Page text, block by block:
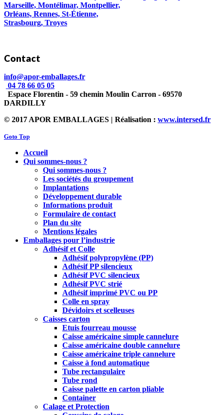
Marseille, Montélimar, Montpellier,
Orléans, Rennes, St-Étienne,
Strasbourg, Troyes
Contact
info@apor-emballages.fr
04 78 66 05 05
Espace Florentin - 59 chemin Moulin Carron - 69570
DARDILLY
© 2017 APOR EMBALLAGES | Réalisation : www.intersed.fr
Goto Top
Accueil
Qui sommes-nous ?
Qui sommes-nous ?
Les sociétés du groupement
Implantations
Développement durable
Informations produit
Formulaire de contact
Plan du site
Mentions légales
Emballages pour l’industrie
Adhésif et Colle
Adhésif polypropylène (PP)
Adhésif PP silencieux
Adhésif PVC silencieux
Adhésif PVC strié
Adhésif imprimé PVC ou PP
Colle en spray
Dévidoirs et scelleuses
Caisses carton
Etuis fourreau mousse
Caisse américaine simple cannelure
Caisse américaine double cannelure
Caisse américaine triple cannelure
Caisse à fond automatique
Tube rectangulaire
Tube rond
Caisse palette en carton pliable
Container
Calage et Protection